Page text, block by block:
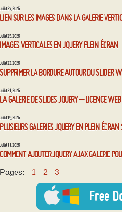
Juillet 27, 2026
LIEN SUR LES IMAGES DANS LA GALERIE
Juillet 25, 2026
IMAGES VERTICALES EN JQUERY PLEIN ÉCRAN
Juillet 23, 2026
SUPPRIMER LA BORDURE AUTOUR DU SLIDER
Juillet 21, 2026
LA GALERIE DE SLIDES JQUERY – LICENCE
Juillet 19, 2026
PLUSIEURS GALERIES JQUERY EN PLEIN ÉCRAN
Juillet 11, 2026
COMMENT AJOUTER JQUERY AJAX GALERIE
Pages: 1 2 3